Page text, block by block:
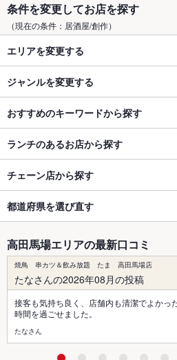
条件を変更してお店を探す
（現在の条件：居酒屋/創作）
エリアを変更する
ジャンルを変更する
おすすめのキーワードから探す
ランチのあるお店から探す
チェーン店から探す
都道府県を選び直す
高田馬場エリアの最新口コミ
焼鳥 串カツ＆飲み放題 たま 高田馬場店
たなさんの2026年08月の投稿
接客も気持ち良く、店舗内も清潔でよかっ
時間を過ごせました。
たなさん